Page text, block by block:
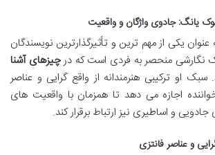
یانگ: جادوی واژگان و واقعیت
یکی از مهم ترین و تأثیرگذارترین نویسندگان
نگارشی منحصر به فردی است که درچیزهای آشنا
او ترکیبی هنرمندانه از واقع گرایی و عناصر
اجازه می دهد تا همزمان با واقعیت های
و اساطیری نیز ارتباط برقرار کند.
و عناصر فانتزی